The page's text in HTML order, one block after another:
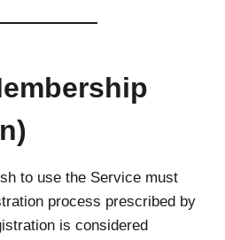
to use the Service must
process prescribed by
is considered